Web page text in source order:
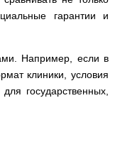
гарантии и
Например, если в
клиники, условия
государственных,